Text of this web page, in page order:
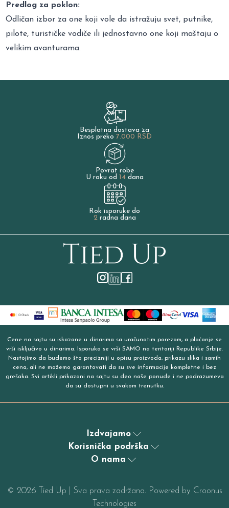
Predlog za poklon:
Odličan izbor za one koji vole da istražuju svet, putnike,
pilote, turističke vodiče ili jednostavno one koji maštaju o
velikim avanturama.
Besplatna dostava za
Iznos preko 7.000 RSD
Povrat robe
U roku od 14dana
Rok isporuke do
2radna dana
Cene na sajtu su iskazane u dinarima sa uračunatim porezom, a plaćanje se
vrši isključivo u dinarima. Isporuka se vrši SAMO na teritoriji Republike Srbije.
Nastojimo da budemo što precizniji u opisu proizvoda, prikazu slika i samih
cena, ali ne možemo garantovati da su sve informacije kompletne i bez
grešaka. Svi artikli prikazani na sajtu su deo naše ponude i ne podrazumeva
da su dostupni u svakom trenutku.
Izdvajamo
Korisnička podrška
O nama
© 2026 Tied Up | Sva prava zadržana. Powered by Croonus
Technologies